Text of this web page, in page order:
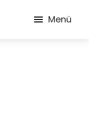
Menü